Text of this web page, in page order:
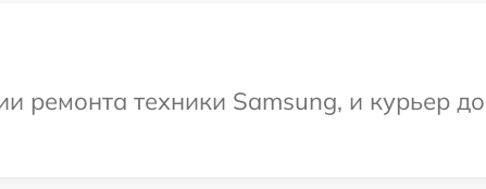
ремонта техники Samsung, и курьер